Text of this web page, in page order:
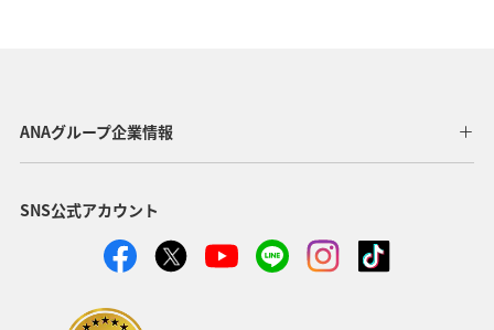
夏 沖縄 名古屋 フォトジェニックな写真を撮る
ワカサギ 川
ANAグループ企業情報
SNS公式アカウント